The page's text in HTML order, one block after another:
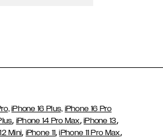
iPhone 16 Plus, iPhone 16 Pro
, iPhone 14 Pro Max, iPhone 13,
Mini, iPhone 11,iPhone 11 Pro Max,